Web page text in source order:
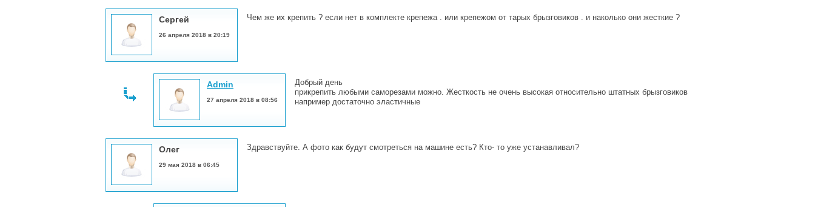
Сергей
26 апреля 2018 в 20:19
Чем же их крепить ? если нет в комплекте крепежа . или крепежом от тарых брызговиков . и наколько они жесткие ?
Admin
27 апреля 2018 в 08:56
Добрый день
прикрепить любыми саморезами можно. Жесткость не очень высокая относительно штатных брызговиков
например достаточно эластичные
Олег
29 мая 2018 в 06:45
Здравствуйте. А фото как будут смотреться на машине есть? Кто- то уже устанавливал?